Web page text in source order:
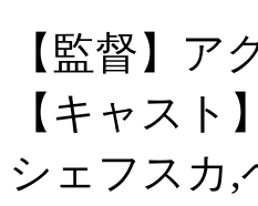
【監督】
【キャス
シェフスカ